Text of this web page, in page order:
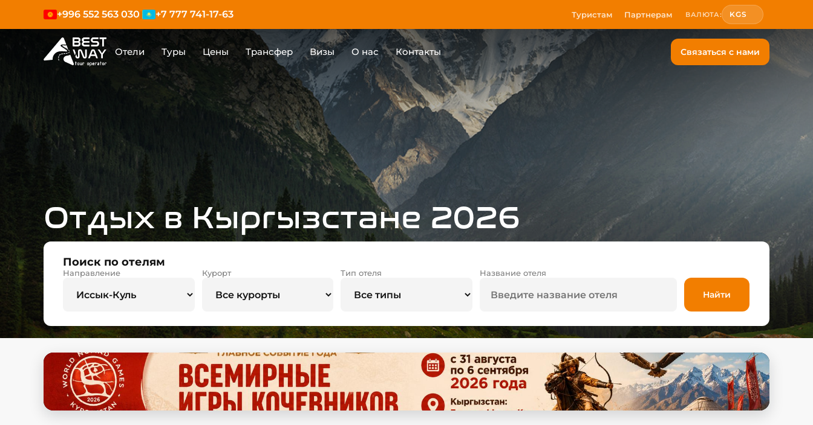
+996 552 563 030| +7 777 741-17-63 Туристам Партнерам ВАЛЮТА: KGS
Отели Туры Цены Трансфер Визы О нас Контакты Связаться с нами
Отдых в Кыргызстане 2026
Поиск по отелям
Направление Курорт Тип отеля Название отеля
Найти